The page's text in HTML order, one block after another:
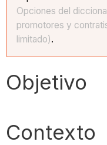
Opciones del
promotores y
limitado).
Objetivo
Contexto